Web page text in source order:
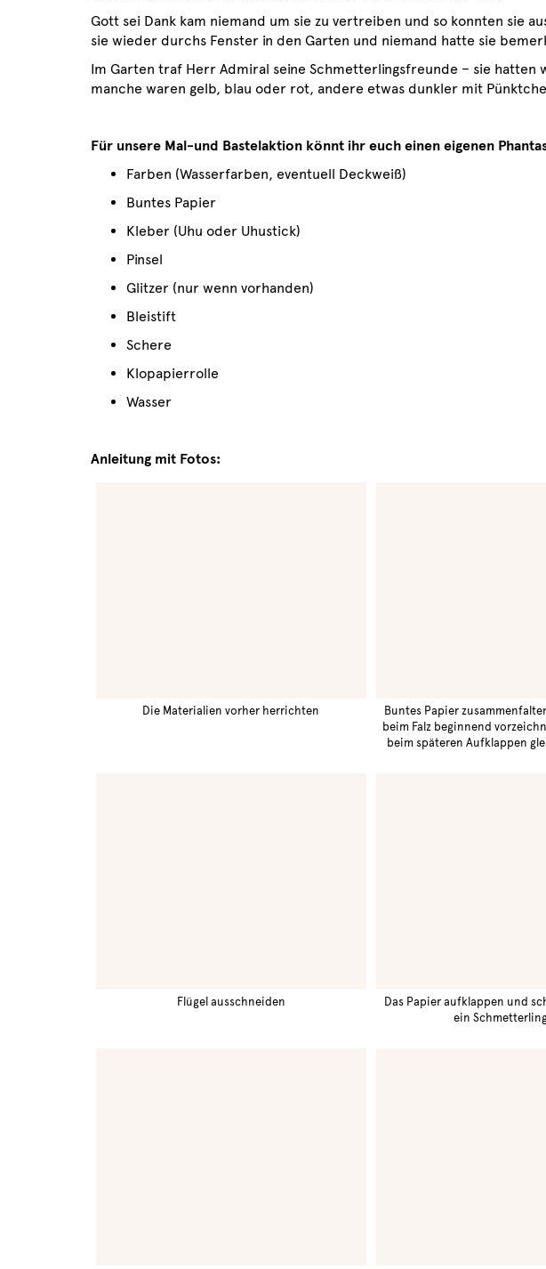
Gott sei Dank kam niemand um sie zu vertreiben und so konnten sie
sie wieder durchs Fenster in den Garten und niemand hatte sie
Im Garten traf Herr Admiral seine Schmetterlingsfreunde – sie hatten
manche waren gelb, blau oder rot, andere etwas dunkler mit
Für unsere Mal-und Bastelaktion könnt ihr euch einen eigenen
Farben (Wasserfarben, eventuell Deckweiß)
Buntes Papier
Kleber (Uhu oder Uhustick)
Pinsel
Glitzer (nur wenn vorhanden)
Bleistift
Schere
Klopapierrolle
Wasser
Anleitung mit Fotos:
Die Materialien vorher herrichten
Buntes Papier
beim Falz beginnend
beim späteren Aufklappen
Flügel ausschneiden
Das Papier aufklappen und
ein